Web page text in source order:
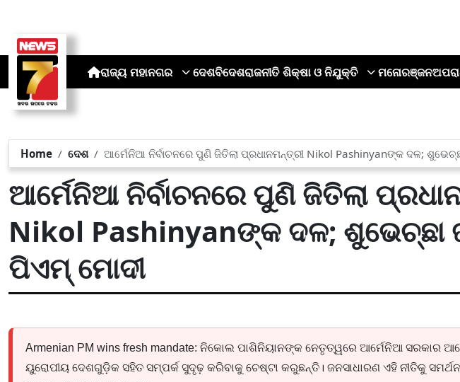
ରାଜ୍ୟ ମହାନଗର ଦେଶବିଦେଶରାଜନୀତି ଶିକ୍ଷା ଓ ନିଯୁକ୍ତି ମନୋରଞ୍ଜନ
Home ଦେଶ ଆର୍ମେନିଆ ନିର୍ବାଚନରେ ପୁଣି ଜିତିଲା ପ୍ରଧାନମନ୍ତ୍ରୀ Nikol Pashinyanଙ୍କ ଦଳ;
ଆର୍ମେନିଆ ନିର୍ବାଚନରେ ପୁଣି ଜିତିଲା
Nikol Pashinyanଙ୍କ ଦଳ; ଶୁଭେଚ୍ଛା
ପିଏମ୍ ମୋଦୀ
Armenian PM wins fresh mandate: ନିକୋଲ ପାଶିନିୟାନଙ୍କ ନେତୃତ୍ୱରେ ଆର୍ମେନିଆ ସରକାର
ୟୁରୋପୀୟ ଦେଶଗୁଡ଼ିକ ସହିତ ସମ୍ପର୍କ ସୁଦୃଢ଼ କରିବାକୁ ଚେଷ୍ଟା କରୁଛନ୍ତି। ଜନସାଧାରଣ ଏହି ନୀତିକୁ